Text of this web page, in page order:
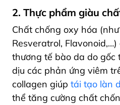
2. Thực phẩm giàu
Chất chống oxy hóa
Resveratrol,
thương tế bào da do gốc
dịu các phản ứng viêm
collagen giúp tái tạo làn
thể tăng cường chất